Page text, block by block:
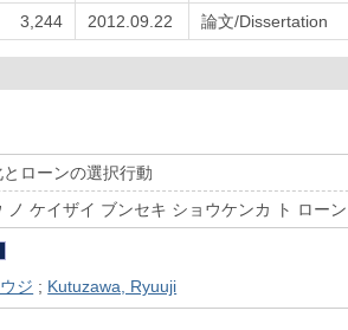
3,244 2012.09.22 論文/Dissertation
ローンの選択行動
ケイザイ ブンセキ ショウケンカ ト ロー
ジ ; Kutuzawa, Ryuuji